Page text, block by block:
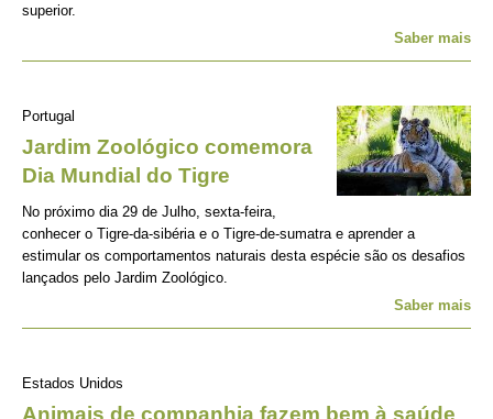
superior.
Saber mais
Portugal
Jardim Zoológico comemora
Dia Mundial do Tigre
No próximo dia 29 de Julho, sexta-feira,
conhecer o Tigre-da-sibéria e o Tigre-de-sumatra e aprender a
estimular os comportamentos naturais desta espécie são os desafios
lançados pelo Jardim Zoológico.
Saber mais
Estados Unidos
Animais de companhia fazem bem à saúde